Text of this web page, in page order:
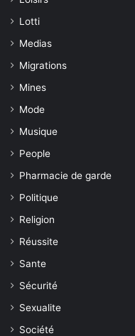
Lotti
Medias
Migrations
Mines
Mode
Musique
People
Pharmacie de garde
Politique
Religion
Réussite
Sante
Sécurité
Sexualite
Société